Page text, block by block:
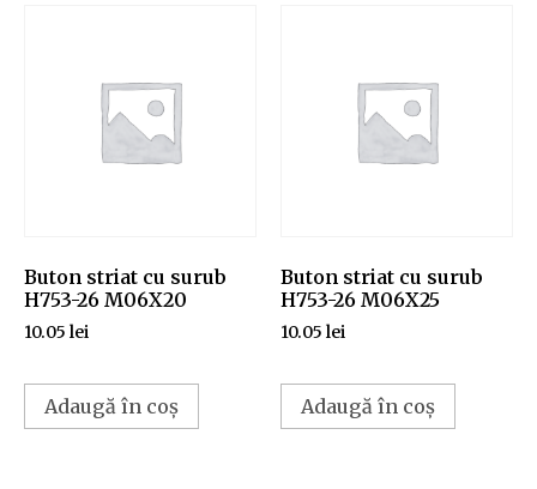
Buton striat cu surub
H753-26 M06X20
10.05 lei
Adaugă în coș
Buton striat cu surub
H753-26 M06X25
10.05 lei
Adaugă în coș